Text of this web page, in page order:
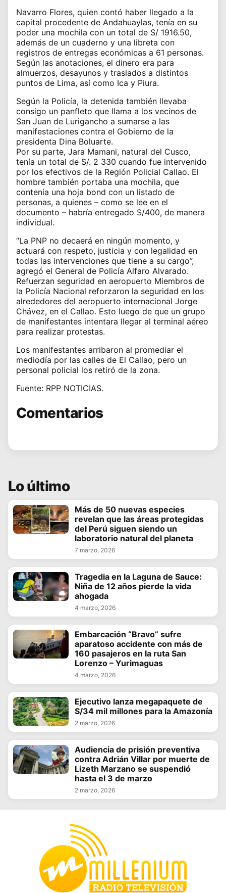
Navarro Flores, quien contó haber llegado a la
capital procedente de Andahuaylas, tenía en su
poder una mochila con un total de S/ 1916.50,
además de un cuaderno y una libreta con
registros de entregas económicas a 61 personas.
Según las anotaciones, el dinero era para
almuerzos, desayunos y traslados a distintos
puntos de Lima, así como Ica y Piura.
Según la Policía, la detenida también llevaba
consigo un panfleto que llama a los vecinos de
San Juan de Lurigancho a sumarse a las
manifestaciones contra el Gobierno de la
presidenta Dina Boluarte.
Por su parte, Jara Mamani, natural del Cusco,
tenía un total de S/. 2 330 cuando fue intervenido
por los efectivos de la Región Policial Callao. El
hombre también portaba una mochila, que
contenía una hoja bond con un listado de
personas, a quienes – como se lee en el
documento – habría entregado S/400, de manera
individual.
“La PNP no decaerá en ningún momento, y
actuará con respeto, justicia y con legalidad en
todas las intervenciones que tiene a su cargo”,
agregó el General de Policía Alfaro Alvarado.
Refuerzan seguridad en aeropuerto Miembros de
la Policía Nacional reforzaron la seguridad en los
alrededores del aeropuerto internacional Jorge
Chávez, en el Callao. Esto luego de que un grupo
de manifestantes intentara llegar al terminal aéreo
para realizar protestas.
Los manifestantes arribaron al promediar el
mediodía por las calles de El Callao, pero un
personal policial los retiró de la zona.
Fuente: RPP NOTICIAS.
Comentarios
Lo último
Más de 50 nuevas especies
revelan que las áreas protegidas
del Perú siguen siendo un
laboratorio natural del planeta
7 marzo, 2026
Tragedia en la Laguna de Sauce:
Niña de 12 años pierde la vida
ahogada
4 marzo, 2026
Embarcación “Bravo” sufre
aparatoso accidente con más de
160 pasajeros en la ruta San
Lorenzo – Yurimaguas
4 marzo, 2026
Ejecutivo lanza megapaquete de
S/34 mil millones para la Amazonía
2 marzo, 2026
Audiencia de prisión preventiva
contra Adrián Villar por muerte de
Lizeth Marzano se suspendió
hasta el 3 de marzo
2 marzo, 2026